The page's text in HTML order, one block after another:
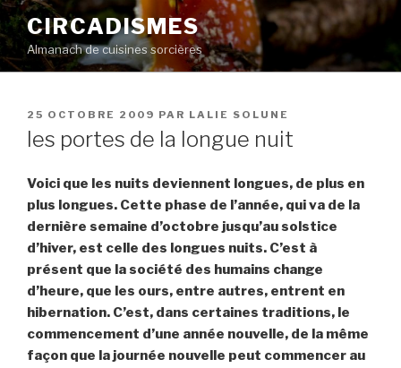
Aller
au
contenu
principal
CIRCADISMES
Almanach de cuisines sorcières
PUBLIÉ
LE
25 OCTOBRE 2009 PAR LALIE SOLUNE
les portes de la longue nuit
Voici que les nuits deviennent longues, de plus en
plus longues. Cette phase de l’année, qui va de la
dernière semaine d’octobre jusqu’au solstice
d’hiver, est celle des longues nuits. C’est à
présent que la société des humains change
d’heure, que les ours, entre autres, entrent en
hibernation. C’est, dans certaines traditions, le
commencement d’une année nouvelle, de la même
façon que la journée nouvelle peut commencer au